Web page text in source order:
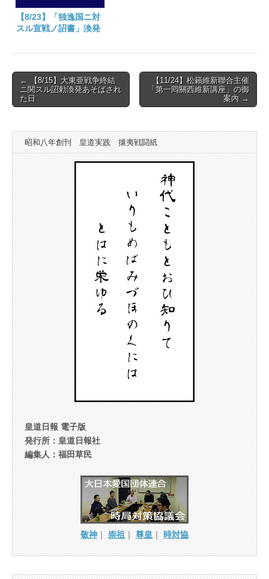
【8/23】「独逸国ニ対
スル宣戦ノ詔書」渙発
三年
Post
navigation
← 【8/15】大東亜戦争終結
ニ関スル詔勅渙発あそばされ
た日
【11/24】松籟維新聯合主催
「第一囘關西維新講座」の御
案內 →
昭和八年創刊 皇道実践 攘夷戦闘紙
皇道日報 電子版
発行所：皇道日報社
編集人：福田草民
敬神 ｜ 崇祖 ｜ 尊皇 ｜ 時対協